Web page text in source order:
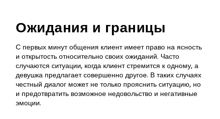
Ожидания и границы
С первых минут общения клиент имеет право на ясность
и открытость относительно своих ожиданий. Часто
случаются ситуации, когда клиент стремится к одному, а
девушка предлагает совершенно другое. В таких случаях
честный диалог может не только прояснить ситуацию, но
и предотвратить возможное недовольство и негативные
эмоции.